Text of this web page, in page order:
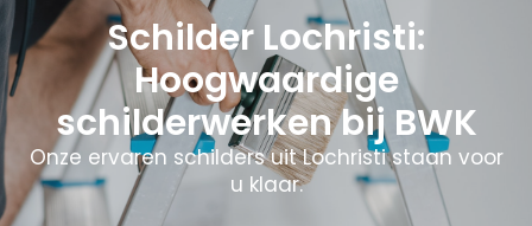
Schilder Lochristi:
Hoogwaardige
schilderwerken bij BWK
Onze ervaren schilders uit Lochristi staan voor
u klaar.